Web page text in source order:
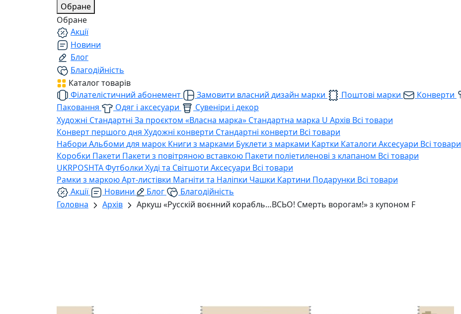
Обране
Обране
Акції
Новини
Блог
Благодійність
Каталог товарів
Філателістичний абонемент
Замовити власний дизайн марки Поштові марки Конверти
Паковання
Одяг і аксесуари
Сувеніри і декор
Художні Стандартні За проєктом «Власна марка» Стандартна марка U Архів Всі товари
Конверт першого дня Художні конверти Стандартні конверти Всі товари
Набори Альбоми для марок Книги з марками Буклети з марками Картки Каталоги Аксесуари Всі товари
Коробки Пакети Пакети з повітряною вставкою Пакети поліетиленові з клапаном Всі товари
UKRPOSHTAФутболки Худі та Світшоти Аксесуари Всі товари
Рамки з маркоюАрт-листівки Магніти та Наліпки Чашки Картини Подарунки Всі товари
Акції
Новини Блог
Благодійність
Головна
Архів Аркуш «Русскій воєнний корабль…ВСЬО! Смерть ворогам!» з купоном F